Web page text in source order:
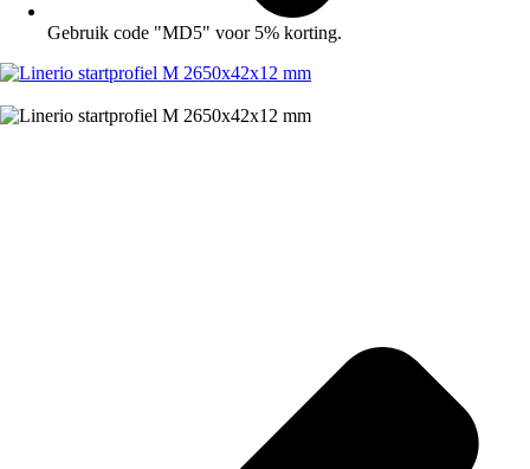
Gebruik code "MD5" voor 5% korting.